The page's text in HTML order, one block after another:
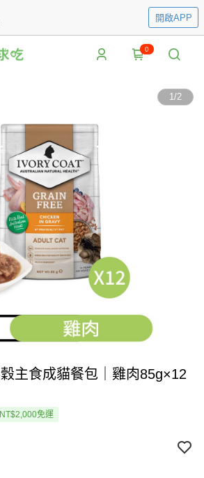
開啟APP
0
1/2
穀主食成貓餐包｜雞肉85g×12
免運